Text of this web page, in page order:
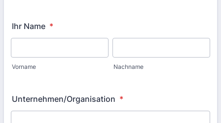
Ihr Name *
Vorname Nachname
Unternehmen/Organisation *